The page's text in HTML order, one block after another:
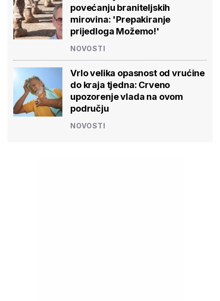
povećanju braniteljskih
mirovina: 'Prepakiranje
prijedloga Možemo!'
NOVOSTI
Vrlo velika opasnost od vrućine
do kraja tjedna: Crveno
upozorenje vlada na ovom
području
NOVOSTI